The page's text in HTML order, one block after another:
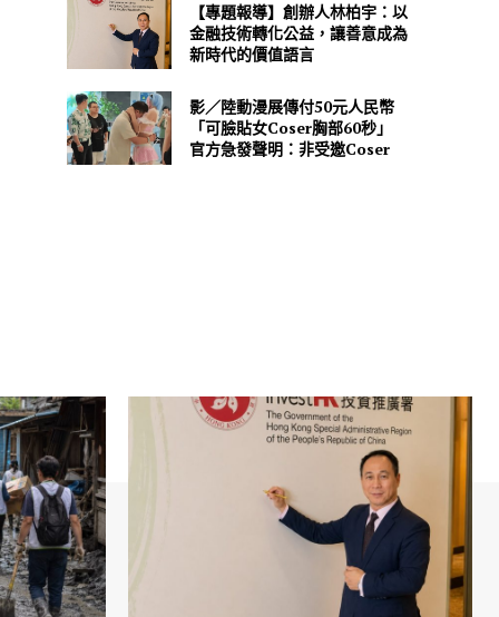
【專題報導】創辦人林柏宇：以
金融技術轉化公益，讓善意成為
新時代的價值語言
影／陸動漫展傳付50元人民幣
「可臉貼女Coser胸部60秒」
官方急發聲明：非受邀Coser